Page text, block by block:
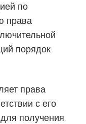
по
права
порядок
права
с его
получения